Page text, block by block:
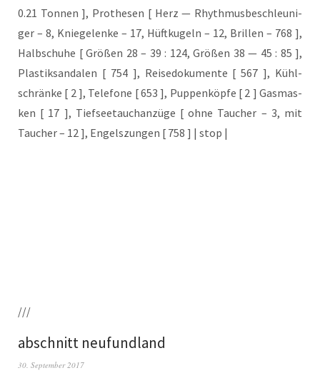
0.21 Ton­nen ], Pro­the­sen [ Herz — Rhyth­mus­be­schleu­ni­
ger – 8, Knie­ge­len­ke – 17, Hüft­ku­geln – 12, Bril­len – 768 ],
Halb­schu­he [ Grö­ßen 28 – 39 : 124, Grö­ßen 38 — 45 : 85 ],
Plas­tik­san­da­len [ 754 ], Rei­se­do­ku­men­te [ 567 ], Kühl­
schrän­ke [ 2 ], Tele­fo­ne [ 653 ], Pup­pen­köp­fe [ 2 ] Gas­mas­
ken [ 17 ], Tief­see­tauch­an­zü­ge [ ohne Tau­cher – 3, mit
Tau­cher – 12 ], Engels­zun­gen [ 758 ] | stop |
///
abschnitt neufundland
30. September 2017